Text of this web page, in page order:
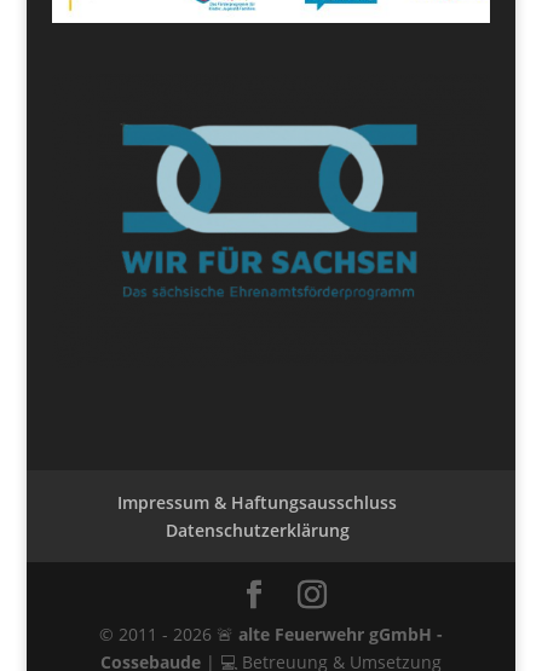
Impressum & Haftungsausschluss
Datenschutzerklärung
© 2011 - 2026 🚨 alte Feuerwehr gGmbH -
Cossebaude| 💻 Betreuung & Umsetzung